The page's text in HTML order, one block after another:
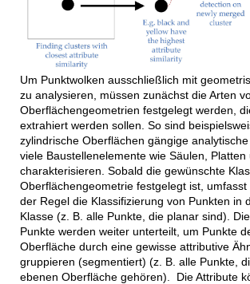
Um Punktwolken ausschließlich mit
zu analysieren, müssen zunächst die Arten
Oberflächengeometrien festgelegt werden,
extrahiert werden sollen. So sind
zylindrische Oberflächen gängige
viele Baustellenelemente wie Säulen, Platten
charakterisieren. Sobald die gewünschte
Oberflächengeometrie festgelegt ist, umfasst
der Regel die Klassifizierung von Punkten in
Klasse (z. B. alle Punkte, die planar sind).
Punkte werden weiter unterteilt, um Punkte
Oberfläche durch eine gewisse attributive
gruppieren (segmentiert) (z. B. alle Punkte,
ebenen Oberfläche gehören). Die Attribute